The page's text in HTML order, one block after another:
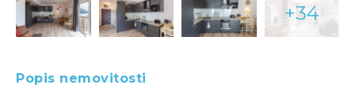
+34
Popis nemovitosti